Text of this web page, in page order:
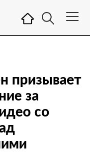
призывает
за
со